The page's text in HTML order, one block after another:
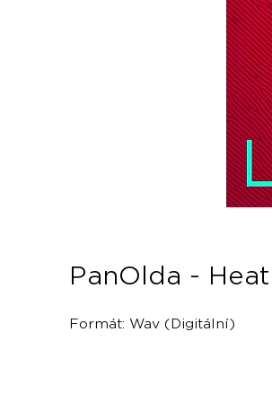
PanOlda - Heat
Formát: Wav (Digitální)